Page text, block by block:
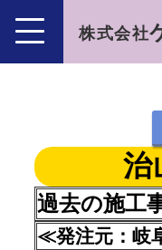
株式会社
治
≪発注元：岐